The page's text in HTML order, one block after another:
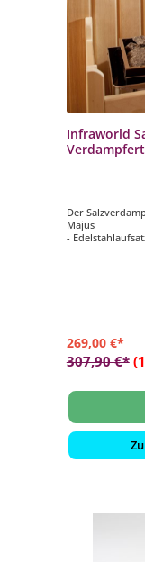
Infraworld
Der
Majus
-
269,00 €*
307,90 €*